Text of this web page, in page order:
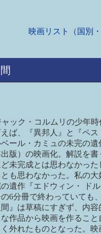
映画リスト（国別・
ック・コルムリの少年時
ば、『異邦人』と『ペス
ール・カミュの未完の遺
版）の映画化。解説を書
未完成とは思わなかっ
も思わなかった。私の大
遺作『エドウィン・ ドル
6分冊で終わっていても
』は草稿にすぎず、内容
作品から映画を作ること
外れたものとなった。映